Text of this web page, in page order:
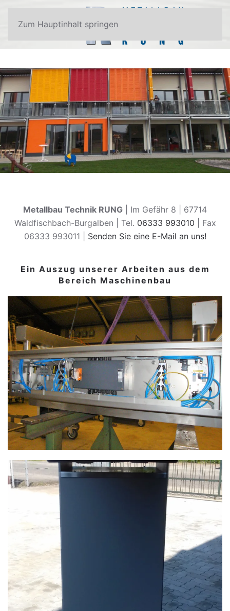
Zum Hauptinhalt springen
Metallbau Technik RUNG
| Im Gefähr 8 | 67714
Waldfischbach-Burgalben | Tel. 06333 993010
| Fax
06333 993011 | Senden Sie eine E-Mail an uns!
Ein Auszug unserer Arbeiten aus dem
Bereich Maschinenbau
ANSEHEN